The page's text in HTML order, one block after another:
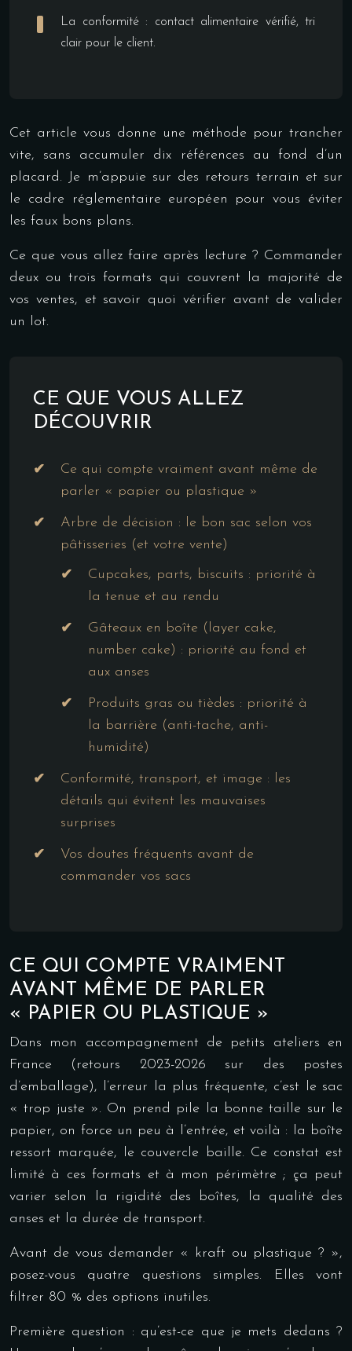
La conformité : contact alimentaire vérifié, tri
clair pour le client.
Cet article vous donne une méthode pour trancher
vite, sans accumuler dix références au fond d’un
placard. Je m’appuie sur des retours terrain et sur
le cadre réglementaire européen pour vous éviter
les faux bons plans.
Ce que vous allez faire après lecture ? Commander
deux ou trois formats qui couvrent la majorité de
vos ventes, et savoir quoi vérifier avant de valider
un lot.
CE QUE VOUS ALLEZ
DÉCOUVRIR
Ce qui compte vraiment avant même de
parler « papier ou plastique »
Arbre de décision : le bon sac selon vos
pâtisseries (et votre vente)
Cupcakes, parts, biscuits : priorité à
la tenue et au rendu
Gâteaux en boîte (layer cake,
number cake) : priorité au fond et
aux anses
Produits gras ou tièdes : priorité à
la barrière (anti-tache, anti-
humidité)
Conformité, transport, et image : les
détails qui évitent les mauvaises
surprises
Vos doutes fréquents avant de
commander vos sacs
CE QUI COMPTE VRAIMENT
AVANT MÊME DE PARLER
« PAPIER OU PLASTIQUE »
Dans mon accompagnement de petits ateliers en
France (retours 2023-2026 sur des postes
d’emballage), l’erreur la plus fréquente, c’est le sac
« trop juste ». On prend pile la bonne taille sur le
papier, on force un peu à l’entrée, et voilà : la boîte
ressort marquée, le couvercle baille. Ce constat est
limité à ces formats et à mon périmètre ; ça peut
varier selon la rigidité des boîtes, la qualité des
anses et la durée de transport.
Avant de vous demander « kraft ou plastique ? »,
posez-vous quatre questions simples. Elles vont
filtrer 80 % des options inutiles.
Première question : qu’est-ce que je mets dedans ?